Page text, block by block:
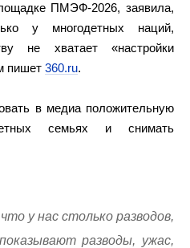
ПМЭФ-2026, заявила,
у многодетных наций,
не хватает «настройки
пишет 360.ru.
в медиа положительную
семьях и снимать
у нас столько разводов,
разводы, ужас,